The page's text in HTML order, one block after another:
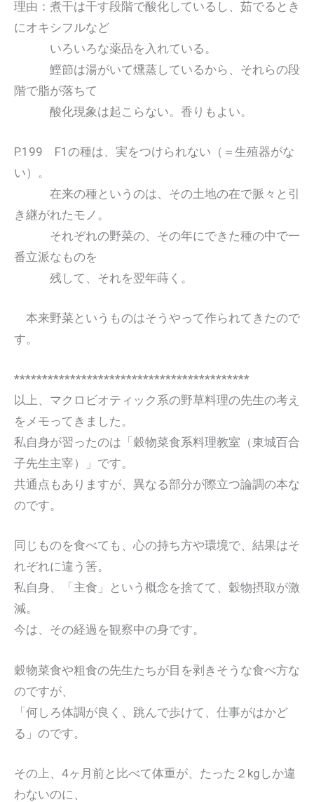
理由：煮干は干す段階で酸化しているし、茹でるとき
にオキシフルなど
いろいろな薬品を入れている。
鰹節は湯がいて燻蒸しているから、それらの段
階で脂が落ちて
酸化現象は起こらない。香りもよい。
P.199 F1の種は、実をつけられない（＝生殖器がな
い）。
在来の種というのは、その土地の在で脈々と引
き継がれたモノ。
それぞれの野菜の、その年にできた種の中で一
番立派なものを
残して、それを翌年蒔く。
本来野菜というものはそうやって作られてきたので
す。
******************************************
以上、マクロビオティック系の野草料理の先生の考え
をメモってきました。
私自身が習ったのは「穀物菜食系料理教室（東城百合
子先生主宰）」です。
共通点もありますが、異なる部分が際立つ論調の本な
のです。
同じものを食べても、心の持ち方や環境で、結果はそ
れぞれに違う筈。
私自身、「主食」という概念を捨てて、穀物摂取が激
減。
今は、その経過を観察中の身です。
穀物菜食や粗食の先生たちが目を剥きそうな食べ方な
のですが、
「何しろ体調が良く、跳んで歩けて、仕事がはかど
る」のです。
その上、4ヶ月前と比べて体重が、たった２kgしか違
わないのに、